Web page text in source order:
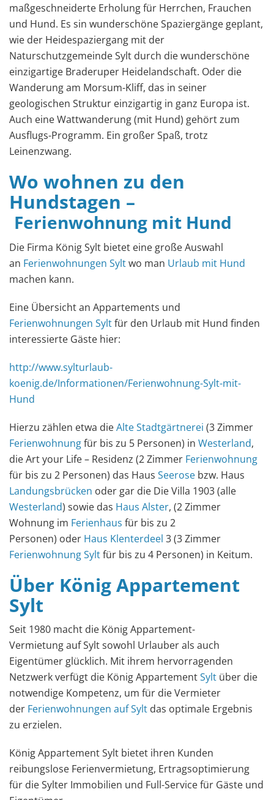
maßgeschneiderte Erholung für Herrchen, Frauchen
und Hund. Es sin wunderschöne Spaziergänge geplant,
wie der Heidespaziergang mit der
Naturschutzgemeinde Sylt durch die wunderschöne
einzigartige Braderuper Heidelandschaft. Oder die
Wanderung am Morsum-Kliff, das in seiner
geologischen Struktur einzigartig in ganz Europa ist.
Auch eine Wattwanderung (mit Hund) gehört zum
Ausflugs-Programm. Ein großer Spaß, trotz
Leinenzwang.
Wo wohnen zu den
Hundstagen –
Ferienwohnung mit Hund
Die Firma König Sylt bietet eine große Auswahl
an Ferienwohnungen Syltwo man Urlaub mit Hund
machen kann.
Eine Übersicht an Appartements und
Ferienwohnungen Syltfür den Urlaub mit Hund finden
interessierte Gäste hier:
http://www.sylturlaub-
koenig.de/Informationen/Ferienwohnung-Sylt-mit-
Hund
Hierzu zählen etwa dieAlte Stadtgärtnerei (3 Zimmer
Ferienwohnungfür bis zu 5 Personen) in Westerland,
die Art your Life – Residenz (2 Zimmer Ferienwohnung
für bis zu 2 Personen) das Haus Seerose bzw. Haus
Landungsbrücken oder gar die Die Villa 1903 (alle
Westerland) sowie das Haus Alster, (2 Zimmer
Wohnung im Ferienhaus für bis zu 2
Personen) oder Haus Klenterdeel 3 (3 Zimmer
Ferienwohnung Syltfür bis zu 4 Personen) in Keitum.
Über König Appartement
Sylt
Seit 1980 macht die König Appartement-
Vermietung auf Sylt sowohl Urlauber als auch
Eigentümer glücklich. Mit ihrem hervorragenden
Netzwerk verfügt die König AppartementSylt über die
notwendige Kompetenz, um für die Vermieter
der Ferienwohnungen auf Sylt das optimale Ergebnis
zu erzielen.
König Appartement Sylt bietet ihren Kunden
reibungslose Ferienvermietung, Ertragsoptimierung
für die Sylter Immobilien und Full-Service für Gäste und